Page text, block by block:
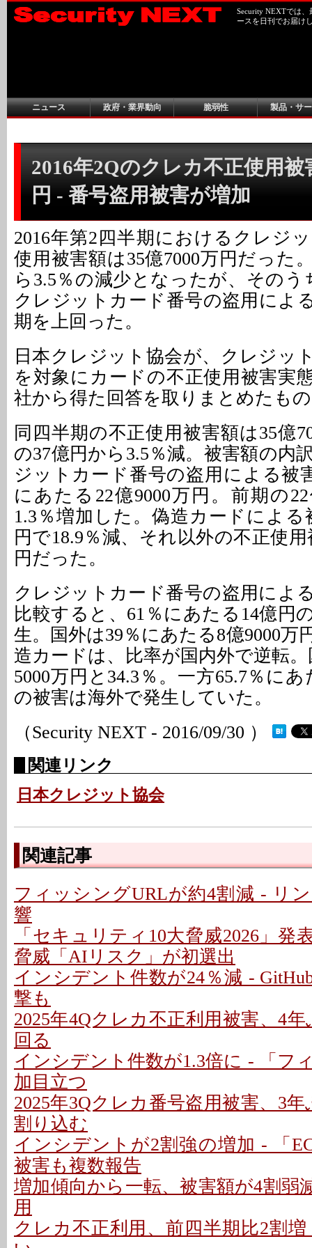
Security NEXTでは
ースを日刊でお届け
ニュース 政府・業界動向 脆弱性 製品・サ
2016年2Qのクレカ不正使用被
円 - 番号盗用被害が増加
2016年第2四半期におけるクレジ
使用被害額は35億7000万円だった
ら3.5％の減少となったが、そのう
クレジットカード番号の盗用によ
期を上回った。
日本クレジット協会が、クレジッ
を対象にカードの不正使用被害実
社から得た回答を取りまとめたも
同四半期の不正使用被害額は35億
の37億円から3.5％減。被害額の内
ジットカード番号の盗用による被
にあたる22億9000万円。前期の
1.3％増加した。偽造カードによる
円で18.9％減、それ以外の不正使用
円だった。
クレジットカード番号の盗用によ
比較すると、61％にあたる14億円
生。国外は39％にあたる8億9000万
造カードは、比率が国内外で逆転
5000万円と34.3％。一方65.7％に
の被害は海外で発生していた。
（Security NEXT - 2016/09/30 ）
関連リンク
日本クレジット協会
関連記事
フィッシングURLが約4割減 - リ
響
「セキュリティ10大脅威2026」発
脅威「AIリスク」が初選出
インシデント件数が24％減 -
撃も
2025年4Qクレカ不正利用被害、4
回る
インシデント件数が1.3倍に - 「フ
加目立つ
2025年3Qクレカ番号盗用被害、3
割り込む
インシデントが2割強の増加 - 「
被害も複数報告
増加傾向から一転、被害額が4割弱
用
クレカ不正利用、前四半期比2割